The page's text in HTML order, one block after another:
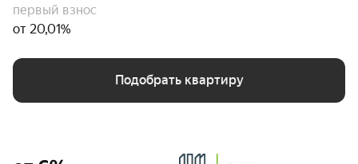
первый взнос
от 20,01%
Подобрать квартиру